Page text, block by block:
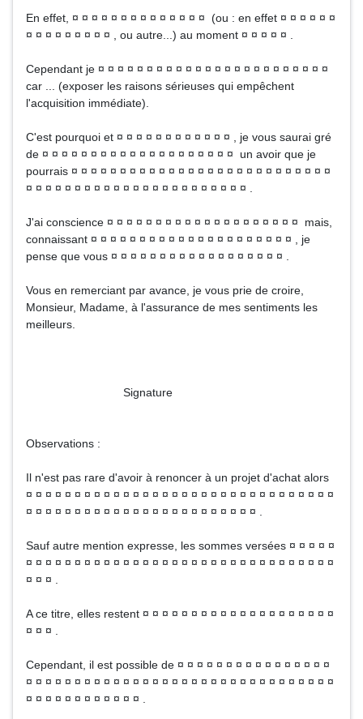
En effet, ¤ ¤ ¤ ¤ ¤ ¤ ¤ ¤ ¤ ¤ ¤ ¤ ¤ ¤ (ou : en effet ¤ ¤ ¤ ¤ ¤ ¤
¤ ¤ ¤ ¤ ¤ ¤ ¤ ¤ ¤ , ou autre...) au moment ¤ ¤ ¤ ¤ ¤ .
Cependant je ¤ ¤ ¤ ¤ ¤ ¤ ¤ ¤ ¤ ¤ ¤ ¤ ¤ ¤ ¤ ¤ ¤ ¤ ¤ ¤ ¤ ¤ ¤ ¤
car ... (exposer les raisons sérieuses qui empêchent
l'acquisition immédiate).
C'est pourquoi et ¤ ¤ ¤ ¤ ¤ ¤ ¤ ¤ ¤ ¤ ¤ ¤ , je vous saurai gré
de ¤ ¤ ¤ ¤ ¤ ¤ ¤ ¤ ¤ ¤ ¤ ¤ ¤ ¤ ¤ ¤ ¤ ¤ ¤ ¤ un avoir que je
pourrais ¤ ¤ ¤ ¤ ¤ ¤ ¤ ¤ ¤ ¤ ¤ ¤ ¤ ¤ ¤ ¤ ¤ ¤ ¤ ¤ ¤ ¤ ¤ ¤ ¤ ¤ ¤
¤ ¤ ¤ ¤ ¤ ¤ ¤ ¤ ¤ ¤ ¤ ¤ ¤ ¤ ¤ ¤ ¤ ¤ ¤ ¤ ¤ ¤ ¤ .
J'ai conscience ¤ ¤ ¤ ¤ ¤ ¤ ¤ ¤ ¤ ¤ ¤ ¤ ¤ ¤ ¤ ¤ ¤ ¤ ¤ ¤ mais,
connaissant ¤ ¤ ¤ ¤ ¤ ¤ ¤ ¤ ¤ ¤ ¤ ¤ ¤ ¤ ¤ ¤ ¤ ¤ ¤ ¤ ¤ , je
pense que vous ¤ ¤ ¤ ¤ ¤ ¤ ¤ ¤ ¤ ¤ ¤ ¤ ¤ ¤ ¤ ¤ ¤ ¤ .
Vous en remerciant par avance, je vous prie de croire,
Monsieur, Madame, à l'assurance de mes sentiments les
meilleurs.
Signature
Observations :
Il n'est pas rare d'avoir à renoncer à un projet d'achat alors
¤ ¤ ¤ ¤ ¤ ¤ ¤ ¤ ¤ ¤ ¤ ¤ ¤ ¤ ¤ ¤ ¤ ¤ ¤ ¤ ¤ ¤ ¤ ¤ ¤ ¤ ¤ ¤ ¤ ¤ ¤ ¤
¤ ¤ ¤ ¤ ¤ ¤ ¤ ¤ ¤ ¤ ¤ ¤ ¤ ¤ ¤ ¤ ¤ ¤ ¤ ¤ ¤ ¤ ¤ ¤ .
Sauf autre mention expresse, les sommes versées ¤ ¤ ¤ ¤ ¤
¤ ¤ ¤ ¤ ¤ ¤ ¤ ¤ ¤ ¤ ¤ ¤ ¤ ¤ ¤ ¤ ¤ ¤ ¤ ¤ ¤ ¤ ¤ ¤ ¤ ¤ ¤ ¤ ¤ ¤ ¤ ¤
¤ ¤ ¤ .
A ce titre, elles restent ¤ ¤ ¤ ¤ ¤ ¤ ¤ ¤ ¤ ¤ ¤ ¤ ¤ ¤ ¤ ¤ ¤ ¤ ¤ ¤
¤ ¤ ¤ .
Cependant, il est possible de ¤ ¤ ¤ ¤ ¤ ¤ ¤ ¤ ¤ ¤ ¤ ¤ ¤ ¤ ¤ ¤
¤ ¤ ¤ ¤ ¤ ¤ ¤ ¤ ¤ ¤ ¤ ¤ ¤ ¤ ¤ ¤ ¤ ¤ ¤ ¤ ¤ ¤ ¤ ¤ ¤ ¤ ¤ ¤ ¤ ¤ ¤ ¤
¤ ¤ ¤ ¤ ¤ ¤ ¤ ¤ ¤ ¤ ¤ ¤ .